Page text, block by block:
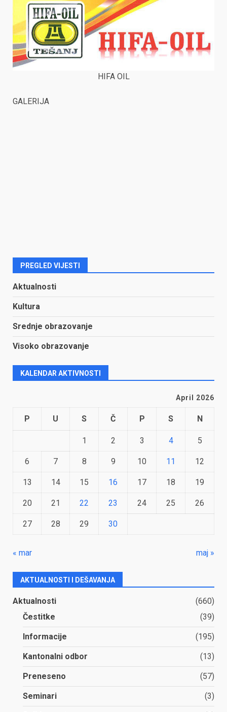
HIFA OIL
GALERIJA
PREGLED VIJESTI
Aktualnosti
Kultura
Srednje obrazovanje
Visoko obrazovanje
KALENDAR AKTIVNOSTI
April 2026
P U S Č P S N
1 2 3 4 5
6 7 8 9 10 11 12
13 14 15 16 17 18 19
20 21 22 23 24 25 26
27 28 29 30
« mar maj »
AKTUALNOSTI I DEŠAVANJA
Aktualnosti
(660)
Čestitke
(39)
Informacije (195)
Kantonalni odbor (13)
Preneseno (57)
Seminari (3)